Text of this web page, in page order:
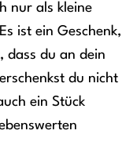
nur als kleine
ist ein Geschenk,
dass du an dein
du nicht
ein Stück